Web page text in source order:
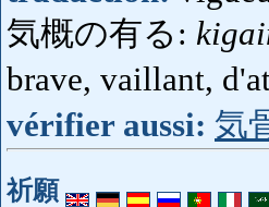
気概の有る:
brave, vaillant,
vérifier aussi: 気
祈願